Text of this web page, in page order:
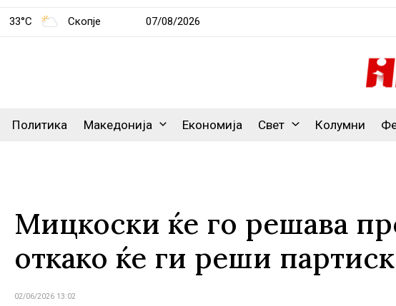
33°C Скопје 07/08/2026
Политика Македонија Економија Свет Колумни
Мицкоски ќе го решава
откако ќе ги реши
02/06/2026 13:02